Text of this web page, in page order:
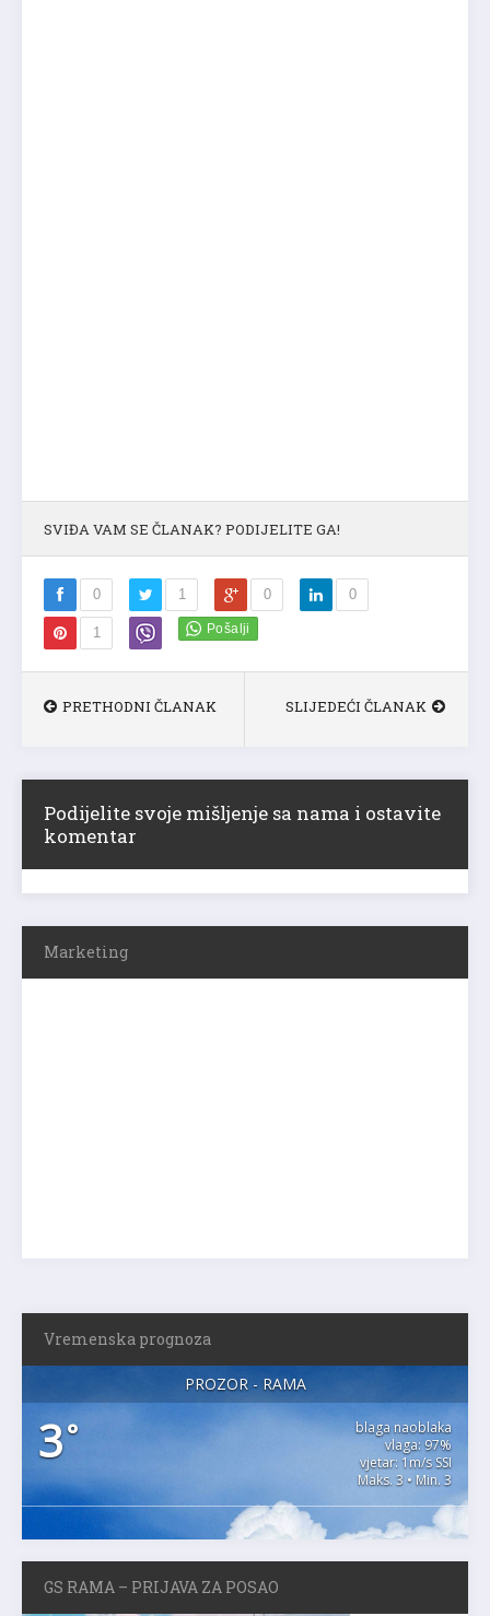
SVIĐA VAM SE ČLANAK? PODIJELITE GA!
0 1 0 0
1
PRETHODNI ČLANAK SLIJEDEĆI ČLANAK
Podijelite svoje mišljenje sa nama i ostavite
komentar
Marketing
Vremenska prognoza
PROZOR - RAMA
3°
blaga naoblaka
vlaga: 97%
vjetar: 1m/s SSI
Maks. 3 • Min. 3
GS RAMA – PRIJAVA ZA POSAO